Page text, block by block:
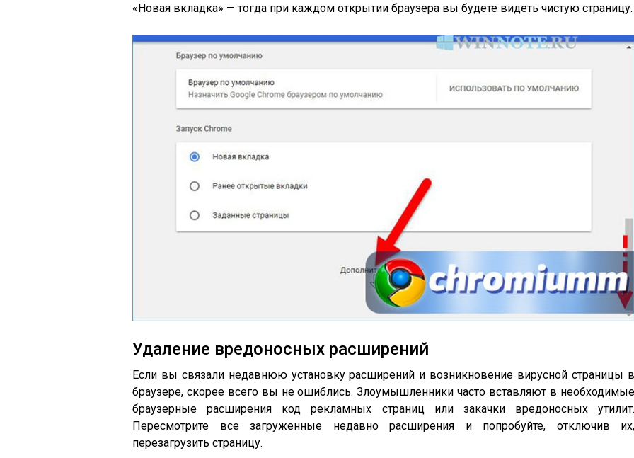
«Новая вкладка» — тогда при каждом открытии браузера вы будете видеть чистую страницу.
Удаление вредоносных расширений
Если вы связали недавнюю установку расширений и возникновение вирусной страницы в
браузере, скорее всего вы не ошиблись. Злоумышленники часто вставляют в необходимые
браузерные расширения код рекламных страниц или закачки вредоносных утилит.
Пересмотрите все загруженные недавно расширения и попробуйте, отключив их,
перезагрузить страницу.